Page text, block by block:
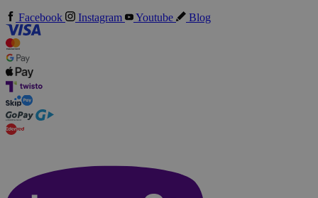
Facebook
Instagram Youtube Blog